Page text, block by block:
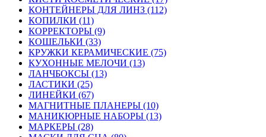
КОНТЕЙНЕРЫ ДЛЯ ЛИНЗ (112)
КОПИЛКИ (11)
КОРРЕКТОРЫ (9)
КОШЕЛЬКИ (33)
КРУЖКИ КЕРАМИЧЕСКИЕ (75)
КУХОННЫЕ МЕЛОЧИ (13)
ЛАНЧБОКСЫ (13)
ЛАСТИКИ (25)
ЛИНЕЙКИ (67)
МАГНИТНЫЕ ПЛАНЕРЫ (10)
МАНИКЮРНЫЕ НАБОРЫ (13)
МАРКЕРЫ (28)